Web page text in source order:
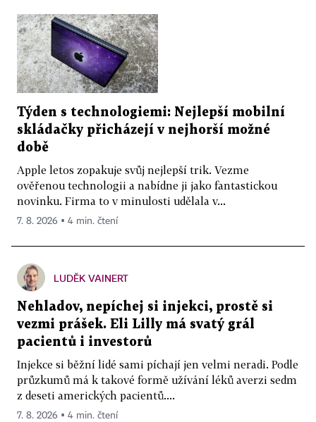
Týden s technologiemi: Nejlepší mobilní
skládačky přicházejí v nejhorší možné
době
Apple letos zopakuje svůj nejlepší trik. Vezme
ověřenou technologii a nabídne ji jako fantastickou
novinku. Firma to v minulosti udělala v...
7. 8. 2026 ▪ 4 min. čtení
LUDĚK VAINERT
Nehladov, nepíchej si injekci, prostě si
vezmi prášek. Eli Lilly má svatý grál
pacientů i investorů
Injekce si běžní lidé sami píchají jen velmi neradi. Podle
průzkumů má k takové formě užívání léků averzi sedm
z deseti amerických pacientů....
7. 8. 2026 ▪ 4 min. čtení